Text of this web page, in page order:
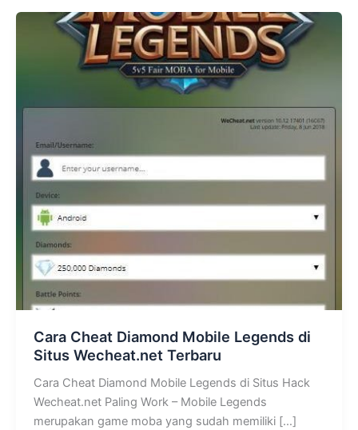
Cara Cheat Diamond Mobile Legends di
Situs Wecheat.net Terbaru
Cara Cheat Diamond Mobile Legends di Situs Hack
Wecheat.net Paling Work – Mobile Legends
merupakan game moba yang sudah memiliki […]